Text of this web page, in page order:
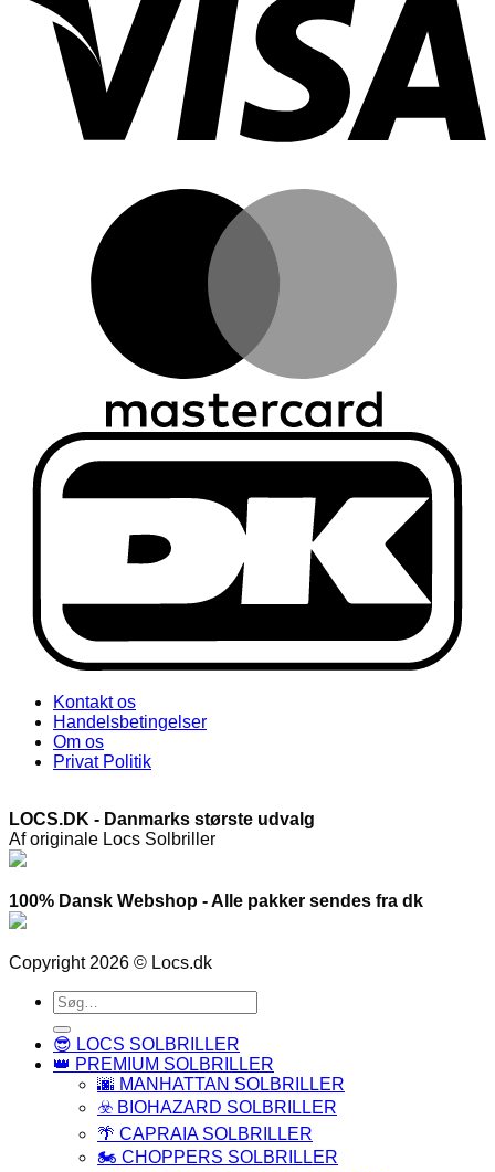
Kontakt os
Handelsbetingelser
Om os
Privat Politik
LOCS.DK - Danmarks største udvalg
Af originale Locs Solbriller
100% Dansk Webshop - Alle pakker sendes fra dk
Copyright 2026 © Locs.dk
Søg
efter:
😎 LOCS SOLBRILLER
👑 PREMIUM SOLBRILLER
🌆 MANHATTAN SOLBRILLER
☣️ BIOHAZARD SOLBRILLER
🌴 CAPRAIA SOLBRILLER
🏍️ CHOPPERS SOLBRILLER